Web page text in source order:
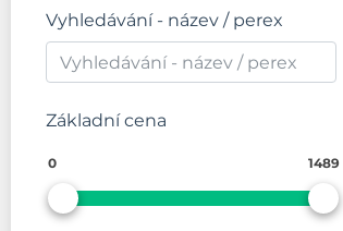
Vyhledávání - název / perex
Základní cena
0 1489